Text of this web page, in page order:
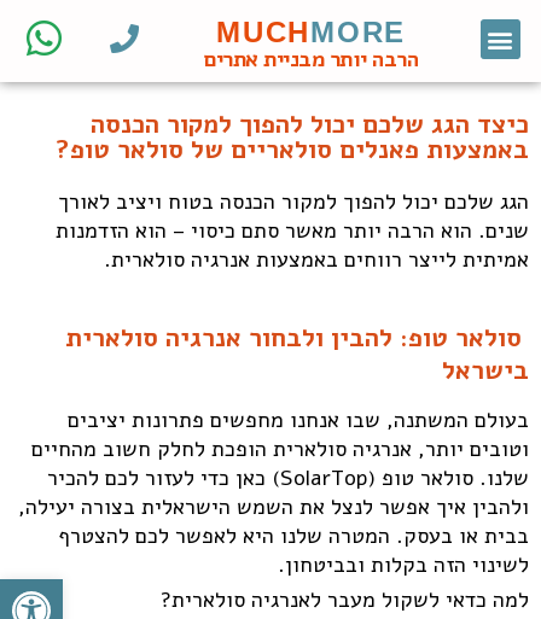
MUCHMORE
הרבה יותר מבניית אתרים
כיצד הגג שלכם יכול להפוך למקור הכנסה
באמצעות פאנלים סולאריים של סולאר טופ?
הגג שלכם יכול להפוך למקור הכנסה בטוח ויציב לאורך
שנים. הוא הרבה יותר מאשר סתם כיסוי – הוא הזדמנות
אמיתית לייצר רווחים באמצעות אנרגיה סולארית.
סולאר טופ: להבין ולבחור אנרגיה סולארית
בישראל
בעולם המשתנה, שבו אנחנו מחפשים פתרונות יציבים
וטובים יותר, אנרגיה סולארית הופכת לחלק חשוב מהחיים
שלנו. סולאר טופ (SolarTop) כאן כדי לעזור לכם להכיר
ולהבין איך אפשר לנצל את השמש הישראלית בצורה יעילה,
בבית או בעסק. המטרה שלנו היא לאפשר לכם להצטרף
לשינוי הזה בקלות ובביטחון.
למה כדאי לשקול מעבר לאנרגיה סולארית?
פתח